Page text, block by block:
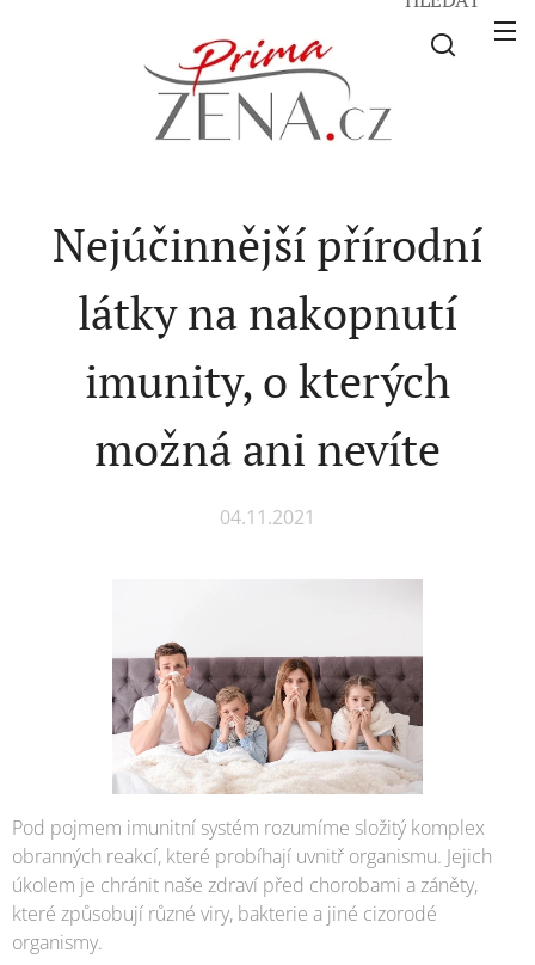
Nejúčinnější přírodní
látky na nakopnutí
imunity, o kterých
možná ani nevíte
04.11.2021
Pod pojmem imunitní systém rozumíme složitý komplex
obranných reakcí, které probíhají uvnitř organismu. Jejich
úkolem je chránit naše zdraví před chorobami a záněty,
které způsobují různé viry, bakterie a jiné cizorodé
organismy.